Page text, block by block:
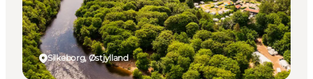
Silkeborg, Østjylland